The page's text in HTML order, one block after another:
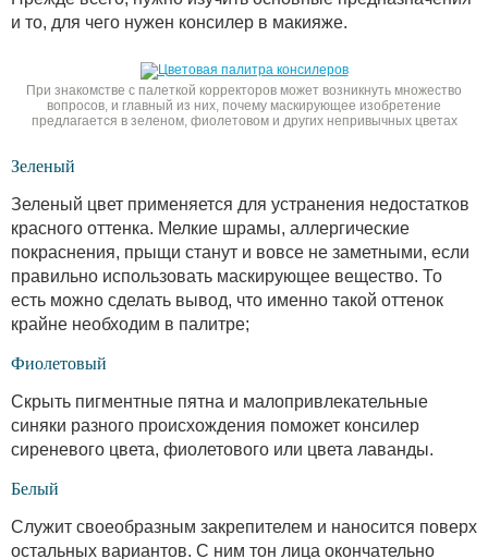
и то, для чего нужен консилер в макияже.
При знакомстве с палеткой корректоров может возникнуть множество
вопросов, и главный из них, почему маскирующее изобретение
предлагается в зеленом, фиолетовом и других непривычных цветах
Зеленый
Зеленый цвет применяется для устранения недостатков
красного оттенка. Мелкие шрамы, аллергические
покраснения, прыщи станут и вовсе не заметными, если
правильно использовать маскирующее вещество. То
есть можно сделать вывод, что именно такой оттенок
крайне необходим в палитре;
Фиолетовый
Скрыть пигментные пятна и малопривлекательные
синяки разного происхождения поможет консилер
сиреневого цвета, фиолетового или цвета лаванды.
Белый
Служит своеобразным закрепителем и наносится поверх
остальных вариантов. С ним тон лица окончательно